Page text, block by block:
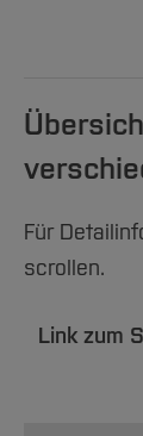
Für
scrollen.
Link zum